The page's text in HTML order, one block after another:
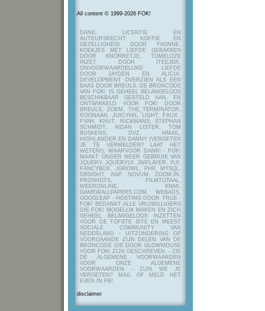
All content © 1999-2026 FOK!
DANK, LICENTIE EN
AUTEURSRECHT: KOFFIE EN
GEZELLIGHEID DOOR YVONNE,
KOEKJES MET LIEFDE GEBAKKEN
DOOR KNORRETJE, TOMELOZE
INZET DOOR ITEEJER,
ONVOORWAARDELIJKE LIEFDE
DOOR JAYDEN EN ALICIA,
DEVELOPMENT OVERZIEN ALS EEN
BAAS DOOR BREULS. DE BRONCODE
VAN FOK! IS GEHEEL BELANGELOOS
BESCHIKBAAR GESTELD AAN, EN
ONTWIKKELD VOOR FOK! DOOR
BREULS, ZOEM, THE_TERMINATOR,
ROONAAN, JUICYHIL, LIGHT, FAUX.,
FYAH, KNUT, RICKMANS, STEPHAN
SCHMIDT, AIDAN LISTER, TOM
BUSKENS, DVZ, HMAIL,
HIGHLANDER EN DANNY (VERGETEN
JE TE VERMELDEN? LAAT HET
WETEN!), WAARVOOR DANK! - FOK!
MAAKT ONDER MEER GEBRUIK VAN
JQUERY, JQUERYUI, JWPLAYER, YUI,
FANCYBOX, JGROWL, PHP, MYSQL,
DBSIGHT, ANP, NOVUM, ZOOM.IN,
PROSHOTS, FILMTOTAAL,
WEERONLINE, KNMI,
GAMEWALLPAPERS.COM, WEBADS,
GOOGLEAP - HOSTING DOOR TRUE -
FOK! BEDANKT ALLE VRIJWILLIGERS
DIE FOK! MOGELIJK MAKEN EN ZICH
GEHEEL BELANGELOOS INZETTEN
VOOR DE TOFSTE SITE EN MEEST
SOCIALE COMMUNITY VAN
NEDERLAND - UITZONDERING OP
VOORGAANDE ZIJN DELEN VAN DE
BRONCODE DIE DOOR GLOWMOUSE
VOOR FOK! ZIJN GESCHREVEN. - ZIE
DE ALGEMENE VOORWAARDEN
VOOR ONZE ALGEMENE
VOORWAARDEN - ZIJN WE JE
VERGETEN? MAIL OF MELD HET
EVEN IN FB!
disclaimer